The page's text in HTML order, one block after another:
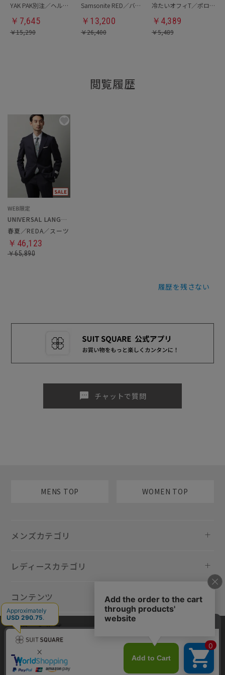
YAK PAK別注／ヘルメットバッグ
￥ 7,645
￥15,290
Samsonite RED／バックパック
￥ 13,200
￥26,400
冷たいオフィT／ポロシャツ
￥ 4,389
￥5,489
閲覧履歴
UNIVERSAL LANGUAGE
春夏／REDA／スーツ
￥46,123
￥65,890
履歴を残さない
sms チャットで質問
MENS TOP WOMEN TOP
メンズカテゴリ
レディースカテゴリ
コンテンツ
規約・ヘルプ
当サイトでは利用体験の向上およびコンテンツの最適な提供、トラフィ
ックの分析を目的としてCookieを使用しています。サイトの閲覧を継続
された場合、Cookieの利用に同意したものといたします。詳細について